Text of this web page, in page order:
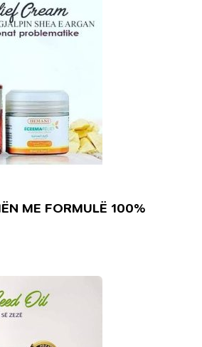
ME FORMULË 100%